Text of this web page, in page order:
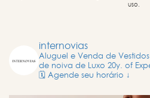
uso.
internovias
Aluguel e Venda de
de noiva de Luxo 20y. of
🗓️ Agende seu horário ↓